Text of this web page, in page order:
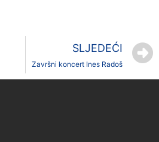
SLJEDEĆI
Završni koncert Ines Radoš